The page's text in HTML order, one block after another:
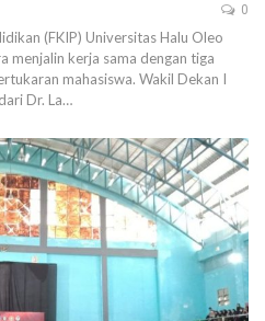
0
(FKIP) Universitas Halu Oleo
menjalin kerja sama dengan tiga
mahasiswa. Wakil Dekan I
Dr. La…